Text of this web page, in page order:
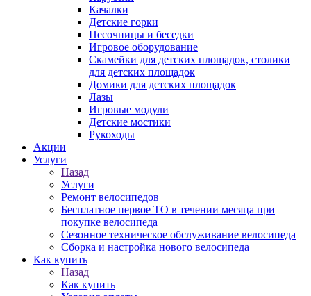
Качалки
Детские горки
Песочницы и беседки
Игровое оборудование
Скамейки для детских площадок, столики
для детских площадок
Домики для детских площадок
Лазы
Игровые модули
Детские мостики
Рукоходы
Акции
Услуги
Назад
Услуги
Ремонт велосипедов
Бесплатное первое ТО в течении месяца при
покупке велосипеда
Сезонное техническое обслуживание велосипеда
Сборка и настройка нового велосипеда
Как купить
Назад
Как купить